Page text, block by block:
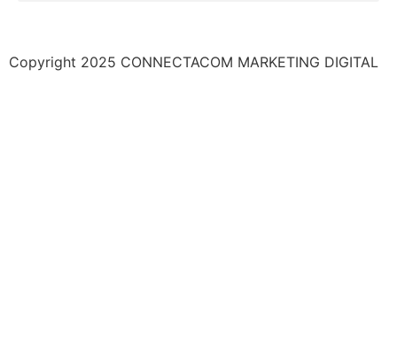
Copyright 2025 CONNECTACOM MARKETING DIGITAL